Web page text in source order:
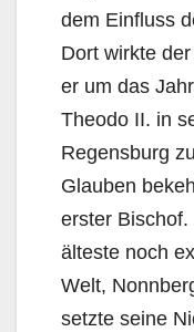
dem Einfluss
Dort wirkte
er um das
Theodo II. in
Regensburg
Glauben
erster
älteste noch
Welt,
setzte seine